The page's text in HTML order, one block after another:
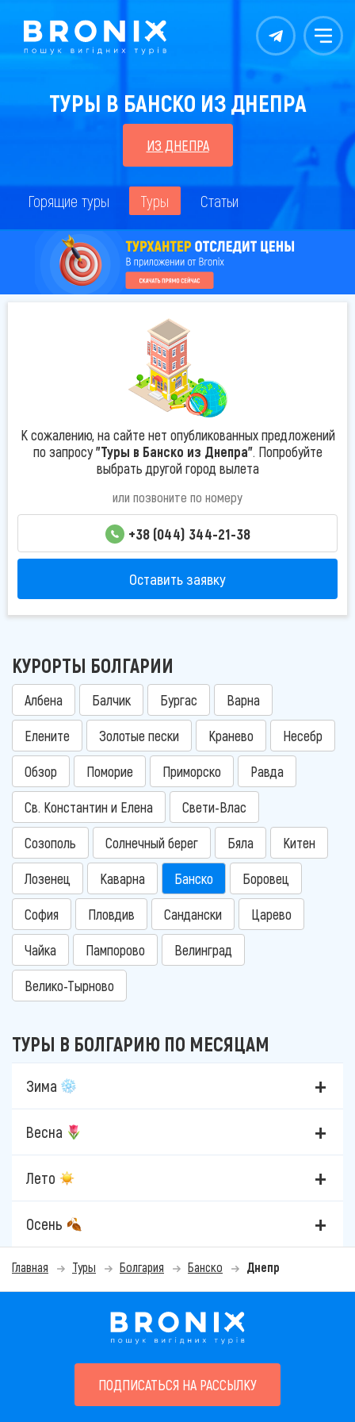
Контакты Меню
ТУРЫ В БАНСКО ИЗ ДНЕПРА
ИЗ ДНЕПРА
Горящие туры Туры Статьи
К сожалению, на сайте нет опубликованных предложений
по запросу"Туры в Банско из Днепра". Попробуйте
выбрать другой город вылета
или позвоните по номеру
+38 (044) 344-21-38
Оставить заявку
КУРОРТЫ БОЛГАРИИ
Албена Балчик Бургас Варна
Елените Золотые пески Кранево Несебр
Обзор Поморие Приморско Равда
Св. Константин и Елена Свети-Влас
Созополь Солнечный берег Бяла Китен
Лозенец Каварна Банско Боровец
София Пловдив Сандански Царево
Чайка Пампорово Велинград
Велико-Тырново
ТУРЫ В БОЛГАРИЮ ПО МЕСЯЦАМ
Зима
Весна
Лето
Осень
Главная Туры Болгария Банско Днепр
ПОДПИСАТЬСЯ НА РАССЫЛКУ